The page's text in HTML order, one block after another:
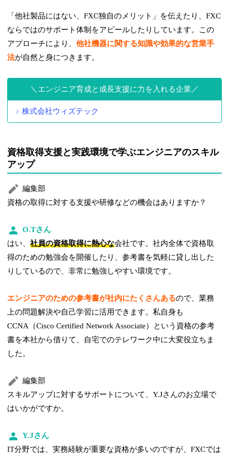
「他社製品にはない、FXC独自のメリット」を伝えたり、FXC
ならではのサポート体制をアピールしたりしています。この
アプローチにより、他社機器に関する知識や効果的な営業手
法が自然と身につきます。
エンジニア育成と成長支援に力を入れる企業
株式会社ウィズテック
資格取得支援と実践環境で学ぶエンジニアのスキル
アップ
編集部
資格の取得に対する支援や研修などの機会はありますか？
O.Tさん
はい、社員の資格取得に熱心な会社です。社内全体で資格取
得のための勉強会を開催したり、参考書を気軽に貸し出した
りしているので、非常に勉強しやすい環境です。
エンジニアのための参考書が社内にたくさんあるので、業務
上の問題解決や自己学習に活用できます。私自身も
CCNA（Cisco Certified Network Associate）という資格の参考
書を本社から借りて、自宅でのテレワーク中に大変役立ちま
した。
編集部
スキルアップに対するサポートについて、Y.Jさんのお立場で
はいかがですか。
Y.Jさん
IT分野では、実務経験が重要な資格が多いのですが、FXCでは